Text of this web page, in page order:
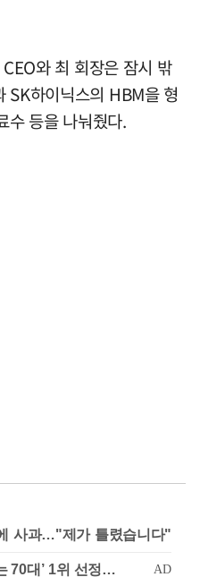
와 최 회장은 잠시 밖
SK하이닉스의 HBM을 형
수 등을 나눠줬다.
사과…"제가 틀렸습니다"